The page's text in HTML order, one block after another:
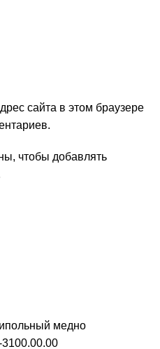
сайта в этом браузере
чтобы добавлять